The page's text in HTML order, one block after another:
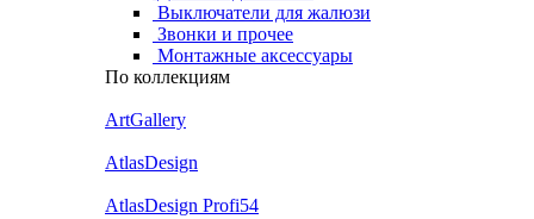
Выключатели для жалюзи
Звонки и прочее
Монтажные аксессуары
По коллекциям
ArtGallery
AtlasDesign
AtlasDesign Profi54